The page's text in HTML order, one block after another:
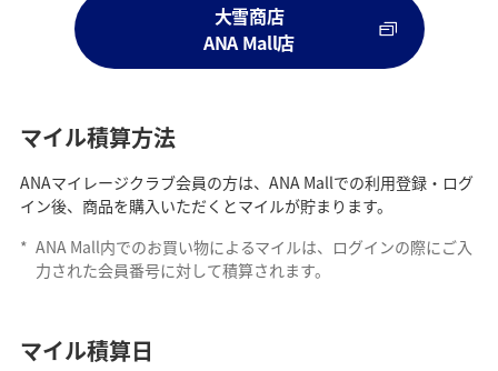
大雪商店
ANA Mall店
マイル積算方法
ANAマイレージクラブ会員の方は、ANA Mallでの利用登録・ログ
イン後、商品を購入いただくとマイルが貯まります。
* ANA Mall内でのお買い物によるマイルは、ログインの際にご入
力された会員番号に対して積算されます。
マイル積算日